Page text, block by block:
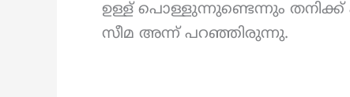
ഉള്ള് പൊള്ളുന്നുണ്ടെന്നും
സീമ അന്ന് പറഞ്ഞിരുന്നു.